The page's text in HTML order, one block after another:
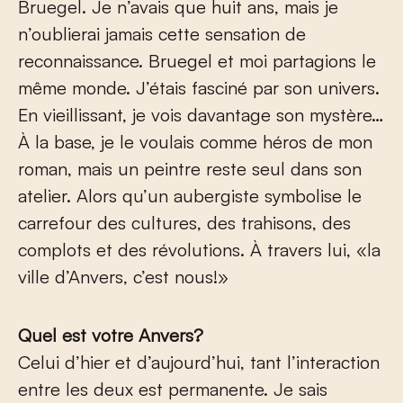
Bruegel. Je n’avais que huit ans, mais je
n’oublierai jamais cette sensation de
reconnaissance. Bruegel et moi partagions le
même monde. J’étais fasciné par son univers.
En vieillissant, je vois davantage son mystère…
À la base, je le voulais comme héros de mon
roman, mais un peintre reste seul dans son
atelier. Alors qu’un aubergiste symbolise le
carrefour des cultures, des trahisons, des
complots et des révolutions. À travers lui, «la
ville d’Anvers, c’est nous!»
Quel est votre Anvers?
Celui d’hier et d’aujourd’hui, tant l’interaction
entre les deux est permanente. Je sais